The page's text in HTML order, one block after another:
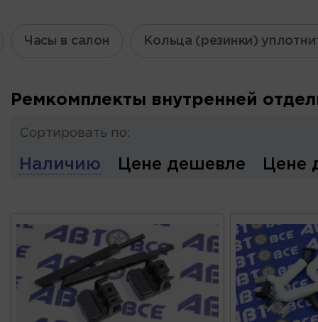
Часы в салон Кольца (резинки)
Ремкомплекты внутренней
Сортировать по:
Наличию Цене дешевле Цене